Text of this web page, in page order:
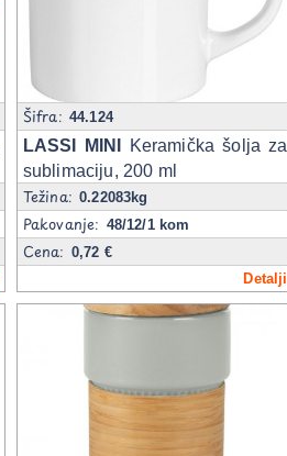
Šifra: 44.124
LASSI MINI
Keramička šolja za
sublimaciju, 200 ml
Težina:0.22083kg
Pakovanje: 48/12/1 kom
Cena: 0,72 €
Detalji